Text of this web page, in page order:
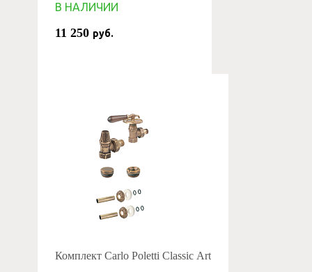
В НАЛИЧИИ
11 250 руб.
Комплект Carlo Poletti Classic Art